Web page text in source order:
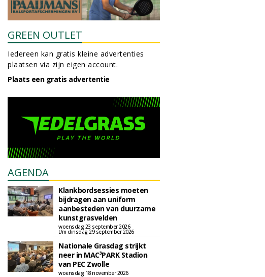
GREEN OUTLET
Iedereen kan gratis kleine advertenties
plaatsen via zijn eigen account.
Plaats een gratis advertentie
AGENDA
Klankbordsessies moeten
bijdragen aan uniform
aanbesteden van duurzame
kunstgrasvelden
woensdag 23 september 2026
t/m dinsdag 29 september 2026
Nationale Grasdag strijkt
neer in MAC³PARK Stadion
van PEC Zwolle
woensdag 18 november 2026